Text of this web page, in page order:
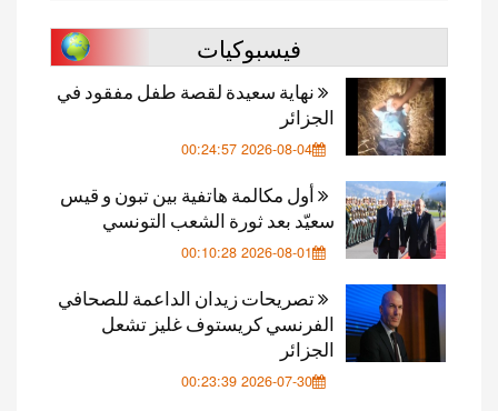
فيسبوكيات
نهاية سعيدة لقصة طفل مفقود في
الجزائر
2026-08-04 00:24:57
أول مكالمة هاتفية بين تبون و قيس
سعيّد بعد ثورة الشعب التونسي
2026-08-01 00:10:28
تصريحات زيدان الداعمة للصحافي
الفرنسي كريستوف غليز تشعل
الجزائر
2026-07-30 00:23:39